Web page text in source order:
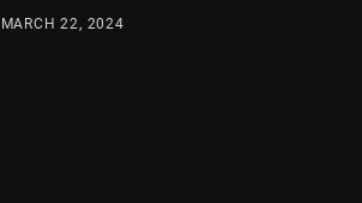
MARCH 22, 2024